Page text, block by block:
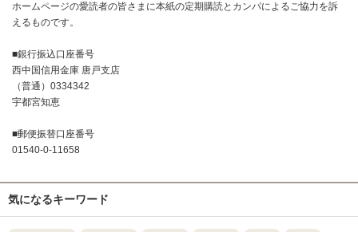
ホームページの愛読者の皆さまに本紙の定期購読とカンパによるご協力を訴
えるものです。
■銀行振込口座番号
西中国信用金庫 唐戸支店
（普通）0334342
宇都宮知恵
■郵便振替口座番号
01540-0-11658
気になるキーワード